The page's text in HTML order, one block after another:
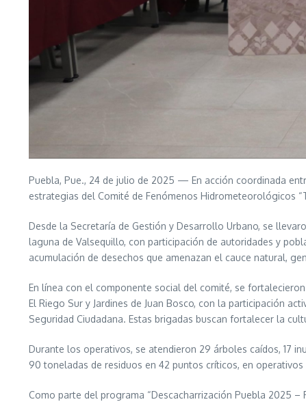
Puebla, Pue., 24 de julio de 2025 — En acción coordinada
estrategias del Comité de Fenómenos Hidrometeorológicos
Desde la Secretaría de Gestión y Desarrollo Urbano, se
laguna de Valsequillo, con participación de autoridades y
acumulación de desechos que amenazan el cauce natural,
En línea con el componente social del comité, se
El Riego Sur y Jardines de Juan Bosco, con la participación
Seguridad Ciudadana. Estas brigadas buscan fortalecer la
Durante los operativos, se atendieron 29 árboles caídos, 17
90 toneladas de residuos en 42 puntos críticos, en
Como parte del programa “Descacharrización Puebla 2025